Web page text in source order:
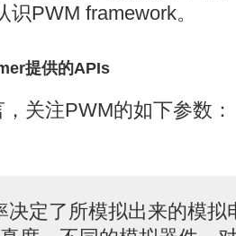
PWM framework。
提供的APIs
关注PWM的如下参数：
决定了所模拟出来的模拟